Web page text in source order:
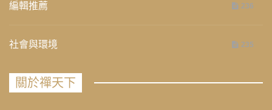
編輯推薦 236
社會與環境 235
關於禪天下